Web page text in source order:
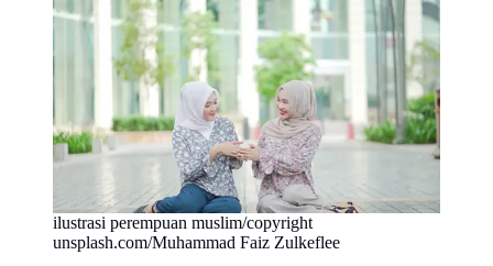
ilustrasi perempuan muslim/copyright
unsplash.com/Muhammad Faiz Zulkeflee